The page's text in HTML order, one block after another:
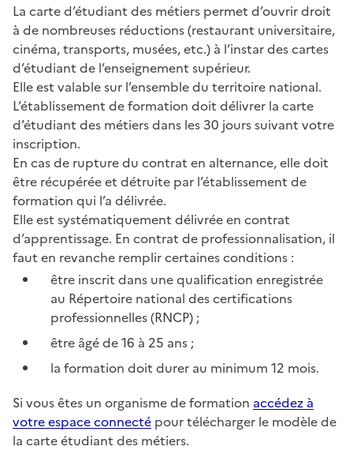
La carte d’étudiant des métiers permet d’ouvrir droit
à de nombreuses réductions (restaurant universitaire,
cinéma, transports, musées, etc.) à l’instar des cartes
d’étudiant de l’enseignement supérieur.
Elle est valable sur l’ensemble du territoire national.
L’établissement de formation doit délivrer la carte
d’étudiant des métiers dans les 30 jours suivant votre
inscription.
En cas de rupture du contrat en alternance, elle doit
être récupérée et détruite par l’établissement de
formation qui l’a délivrée.
Elle est systématiquement délivrée en contrat
d’apprentissage. En contrat de professionnalisation, il
faut en revanche remplir certaines conditions :
être inscrit dans une qualification enregistrée
au Répertoire national des certifications
professionnelles (RNCP) ;
être âgé de 16 à 25 ans ;
la formation doit durer au minimum 12 mois.
Si vous êtes un organisme de formation accédez à
votre espace connecté pour télécharger le modèle de
la carte étudiant des métiers.